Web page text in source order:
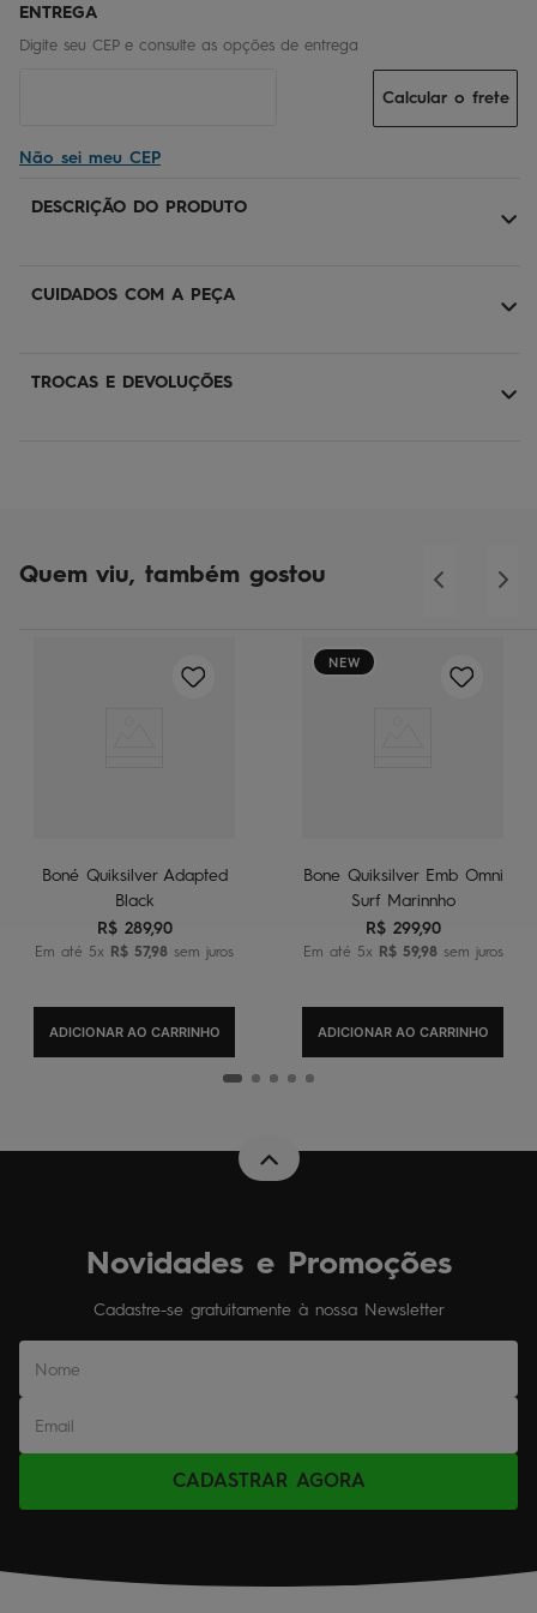
Não sei meu CEP
Calcular o frete
DESCRIÇÃO DO PRODUTO
CUIDADOS COM A PEÇA
TROCAS E DEVOLUÇÕES
Quem viu, também gostou
Boné Quiksilver Adapted
Black
R$ 289,90
Em até 5x R$ 57,98 sem juros
ADICIONAR AO CARRINHO
NEW
Bone Quiksilver Emb Omni
Surf Marinnho
R$ 299,90
Em até 5x R$ 59,98sem juros
ADICIONAR AO CARRINHO
Novidades e Promoções
Cadastre-se gratuitamente à nossa Newsletter
CADASTRAR AGORA